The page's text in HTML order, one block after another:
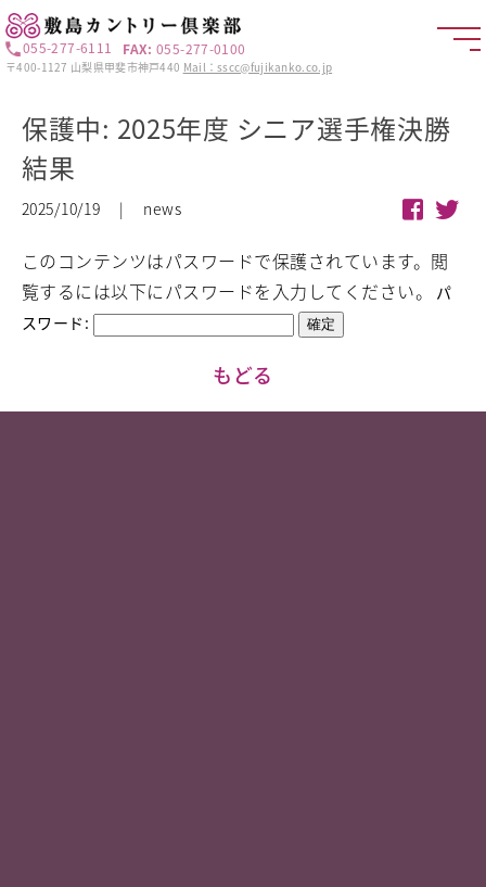
055-277-6111 FAX: 055-277-0100
〒400-1127 山梨県甲斐市神戸440 Mail：sscc@fujikanko.co.jp
保護中: 2025年度 シニア選手権決勝
結果
2025/10/19 | news
このコンテンツはパスワードで保護されています。閲
覧するには以下にパスワードを入力してください。
パ
スワード:
もどる